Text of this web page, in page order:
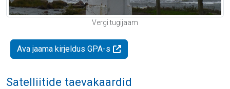
Vergi tugijaam
Ava jaama kirjeldus GPA-s
Satelliitide taevakaardid